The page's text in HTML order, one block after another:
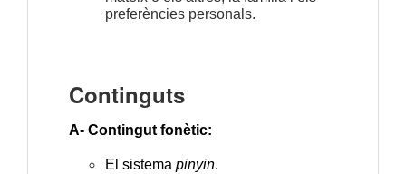
preferències personals.
Continguts
A- Contingut fonètic:
El sistema pinyin.